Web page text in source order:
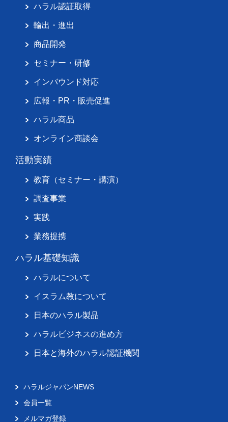
ハラル認証取得
輸出・進出
商品開発
セミナー・研修
インバウンド対応
広報・PR・販売促進
ハラル商品
オンライン商談会
活動実績
教育（セミナー・講演）
調査事業
実践
業務提携
ハラル基礎知識
ハラルについて
イスラム教について
日本のハラル製品
ハラルビジネスの進め方
日本と海外のハラル認証機関
ハラルジャパンNEWS
会員一覧
メルマガ登録